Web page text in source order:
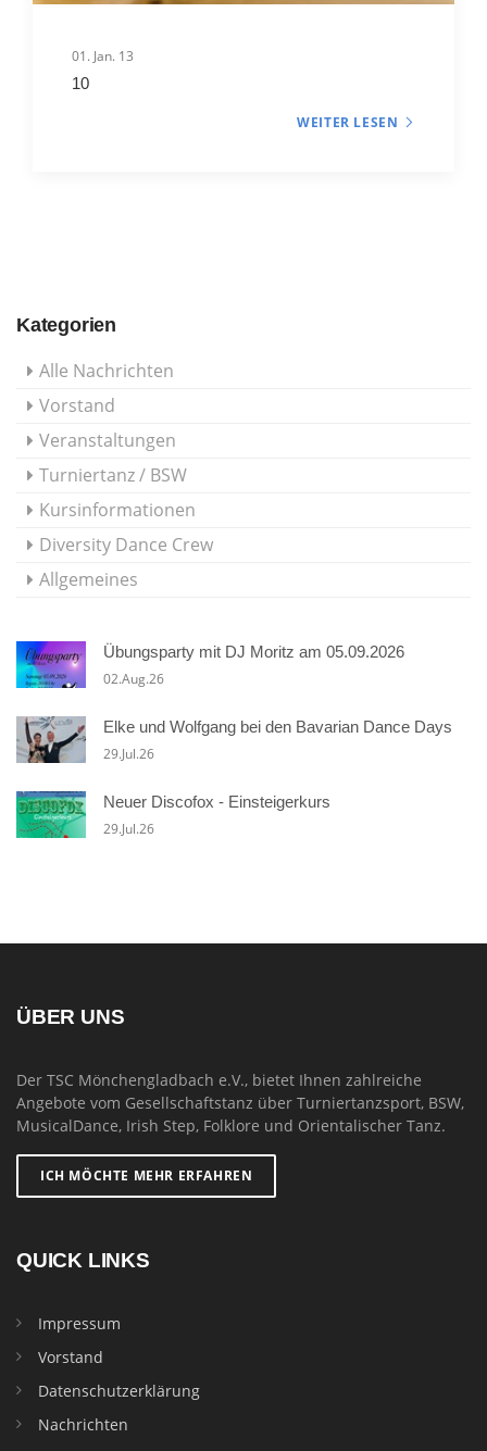
Kategorien
Alle Nachrichten
Vorstand
Veranstaltungen
Turniertanz / BSW
Kursinformationen
Diversity Dance Crew
Allgemeines
Übungsparty mit DJ Moritz am 05.09.2026
02.Aug.26
Elke und Wolfgang bei den Bavarian Dance Days
29.Jul.26
Neuer Discofox - Einsteigerkurs
29.Jul.26
01. Jan. 13
10
WEITER LESEN
ÜBER UNS
Der TSC Mönchengladbach e.V., bietet Ihnen zahlreiche
Angebote vom Gesellschaftstanz über Turniertanzsport, BSW,
MusicalDance, Irish Step, Folklore und Orientalischer Tanz.
ICH MÖCHTE MEHR ERFAHREN
QUICK LINKS
Impressum
Vorstand
Datenschutzerklärung
Nachrichten